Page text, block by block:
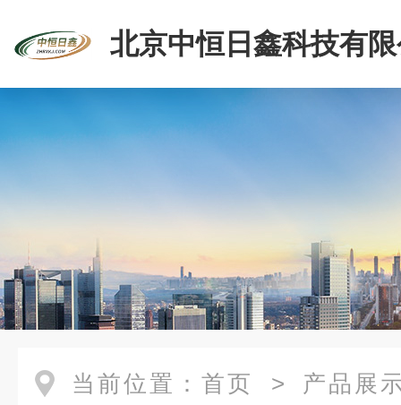
北京中恒日鑫科技有
当前位置： 首页 > 产品展